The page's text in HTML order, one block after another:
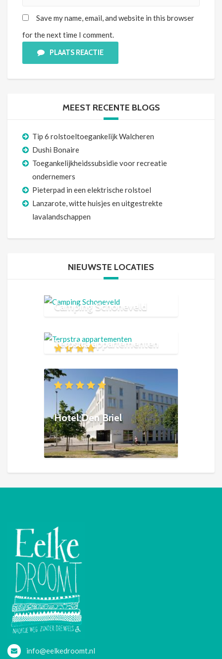
Save my name, email, and website in this browser
for the next time I comment.
PLAATS REACTIE
MEEST RECENTE BLOGS
Tip 6 rolstoeltoegankelijk Walcheren
Dushi Bonaire
Toegankelijkheidssubsidie voor recreatie
ondernemers
Pieterpad in een elektrische rolstoel
Lanzarote, witte huisjes en uitgestrekte
lavalandschappen
NIEUWSTE LOCATIES
Camping Schoneveld
Terpstra appartementen
Hotel Den Briel
info@eelkedroomt.nl